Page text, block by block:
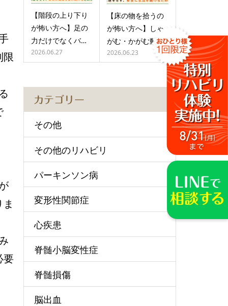
限
要
【階段の上り下り
が怖い方へ】足の
力だけでなくバ…
2026.06.27
【床の物を拾うの
が怖い方へ】しゃ
がむ・かがむ動…
2026.06.23
カテゴリー
その他
その他のリハビリ
パーキンソン病
変形性関節症
心疾患
脊髄小脳変性症
脊髄損傷
脳出血